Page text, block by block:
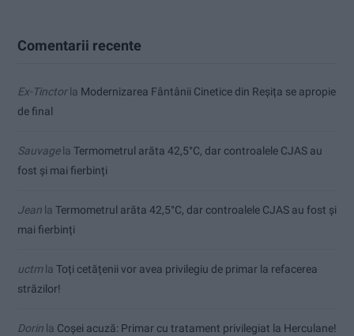
Comentarii recente
Ex-Tinctorla Modernizarea Fântânii Cinetice din Reșița se apropie
de final
Sauvagela Termometrul arăta 42,5°C, dar controalele CJAS au
fost și mai fierbinți
Jean la Termometrul arăta 42,5°C, dar controalele CJAS au fost și
mai fierbinți
uctmla Toți cetățenii vor avea privilegiu de primar la refacerea
străzilor!
Dorin la Coșei acuză: Primar cu tratament privilegiat la Herculane!